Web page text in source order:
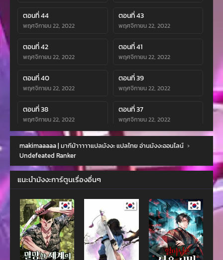
ตอนที่ 44
พฤศจิกายน 22, 2022
ตอนที่ 43
พฤศจิกายน 22, 2022
ตอนที่ 42
พฤศจิกายน 22, 2022
ตอนที่ 41
พฤศจิกายน 22, 2022
ตอนที่ 40
พฤศจิกายน 22, 2022
ตอนที่ 39
พฤศจิกายน 22, 2022
ตอนที่ 38
พฤศจิกายน 22, 2022
ตอนที่ 37
พฤศจิกายน 22, 2022
ตอนที่ 36
พฤศจิกายน 22, 2022
ตอนที่ 35
พฤศจิกายน 22, 2022
ตอนที่ 34
พฤศจิกายน 22, 2022
ตอนที่ 33
ตอนที่ 32
พฤศจิกายน 22, 2022
ตอนที่ 31
พฤศจิกายน 22, 2022
ตอนที่ 30
พฤศจิกายน 22, 2022
ตอนที่ 29
พฤศจิกายน 22, 2022
makimaaaaa | มากีม้าาาาาแปลมังงะ แปลไทย อ่านมังงะออนไลน์ ›
Undefeated Ranker
แนะนำมังงะการ์ตูนเรื่องอื่นๆ